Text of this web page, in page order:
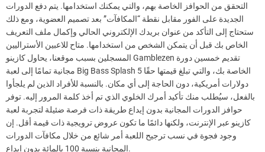
التحقق من الحوافز الخاصة بهم، والتي يمكنك استخدامها. يتم دفع الدورات
الجديدة على الفور مقابل نقطة “المكافآت” بعد تصميم العضوية، ومع ذلك
ستحتاج إلى التأكد من عنوان بريدك الإلكتروني الحالي وإكمال ملف التعريف
الخاص بك قبل أن يتمكن الشخص من استخدامها. متاح للاعبين الأستراليين
المسجلين بسبب موقعنا، يحاول كازينو Gamblezen تقديم خمسين دورة
مجانية تمامًا إلى لعبة Big Bass Splash الخاصة بك، والتي تبلغ قيمتها حقًا 5
دولارات أمريكية، دون الحاجة إلى أي مكان. بالنسبة للأفراد الذين لم يلجأوا
بالفعل، سيُطلب منك تأكيد أمرك الخلوي الذي تم أخذ كلمة المرور إليه. توفر
حوافز الدورات المجانية بدون إيداع طريقة ذات فرصة ضئيلة لتجربة لعبة
كازينو عبر الإنترنت، ولكنها دائمًا ما تكون عروض ترويجية ذات قيمة أقل. إن
وجود فجوة في نسب ترجيح اللعبة أمر شائع من خلال مكافآت الدورات
المجانية بنسبة 100 بالمائة بدون إيداع.